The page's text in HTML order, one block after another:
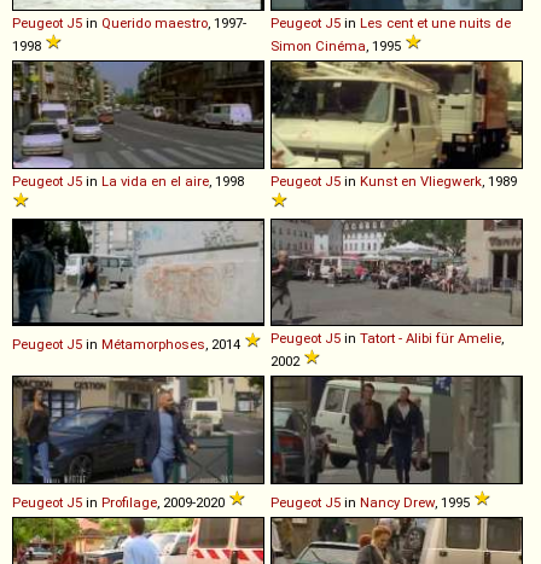
Peugeot J5 in Querido maestro , 1997-
1998
Peugeot J5 in Les cent et une nuits de
Simon Cinéma , 1995
Peugeot J5 in La vida en el aire , 1998 Peugeot J5 in Kunst en Vliegwerk , 1989
Peugeot J5 in Métamorphoses, 2014 Peugeot J5 in Tatort - Alibi für Amelie,
2002
Peugeot J5 in Profilage, 2009-2020 Peugeot J5 in Nancy Drew, 1995